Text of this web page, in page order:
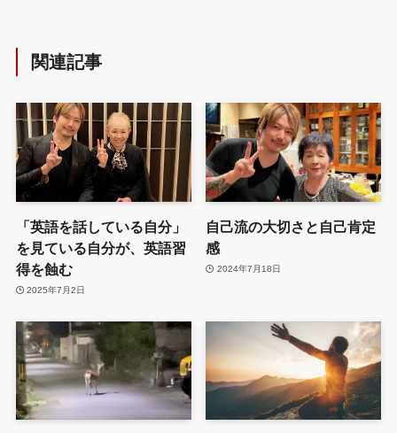
関連記事
「英語を話している自分」
を見ている自分が、英語習
得を蝕む
2025年7月2日
自己流の大切さと自己肯定
感
2024年7月18日